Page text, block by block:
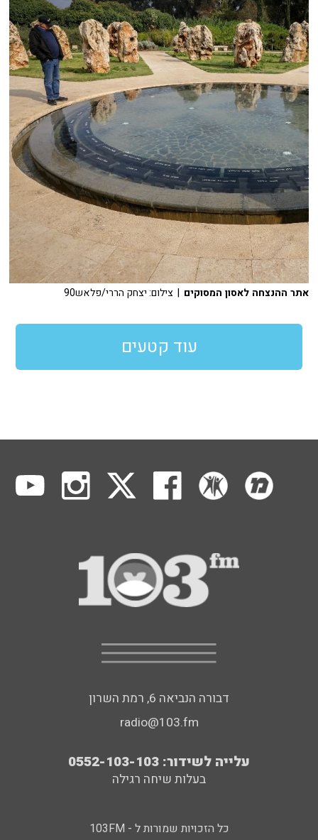
אתר ההנצחה לאסון המסוקים | צילום: יצחק הררי/פלאש90
עוד קטעים
דבורה הנביאה 6, רמת השרון
radio@103.fm
עלייה לשידור: 0552-103-103
בעלות שיחה רגילה
כל הזכויות שמורות ל - 103FM